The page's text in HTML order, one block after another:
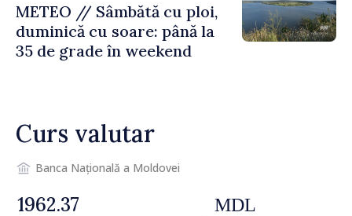
METEO // Sâmbătă cu ploi,
duminică cu soare: până la
35 de grade în weekend
Curs valutar
Banca Națională a Moldovei
MDL